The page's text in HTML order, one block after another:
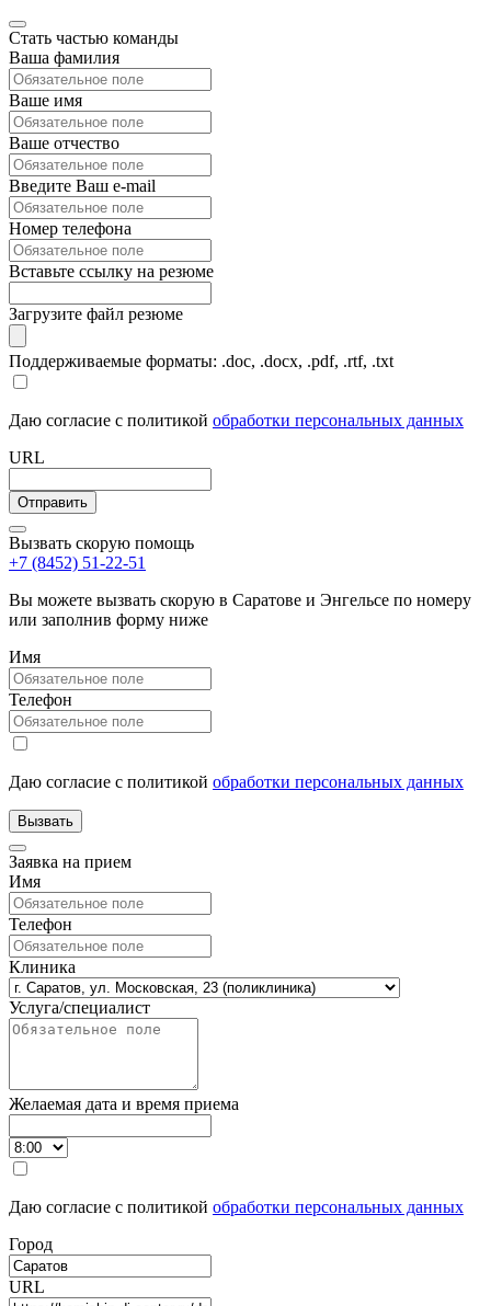
Стать частью команды
Ваша фамилия
Ваше имя
Ваше отчество
Введите Ваш e-mail
Номер телефона
Вставьте ссылку на резюме
Загрузите файл резюме
Поддерживаемые форматы: .doc, .docx, .pdf, .rtf, .txt
Даю согласие с политикой обработки персональных данных
URL
Вызвать скорую помощь
+7 (8452) 51-22-51
Вы можете вызвать скорую в Саратове и Энгельсе по номеру
или заполнив форму ниже
Имя
Телефон
Даю согласие с политикой обработки персональных данных
Заявка на прием
Имя
Телефон
Клиника
Услуга/специалист
Желаемая дата и время приема
Даю согласие с политикой обработки персональных данных
Город
URL